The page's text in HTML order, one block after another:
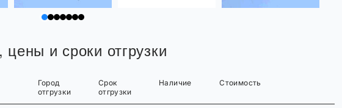
и сроки отгрузки
Город
отгрузки
Срок
отгрузки
Наличие Стоимость